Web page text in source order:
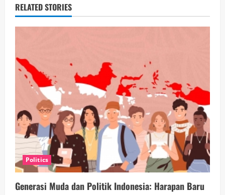
u
e
R
e
d
i
n
g
RELATED STORIES
Politics
Generasi Muda dan Politik Indonesia: Harapan Baru